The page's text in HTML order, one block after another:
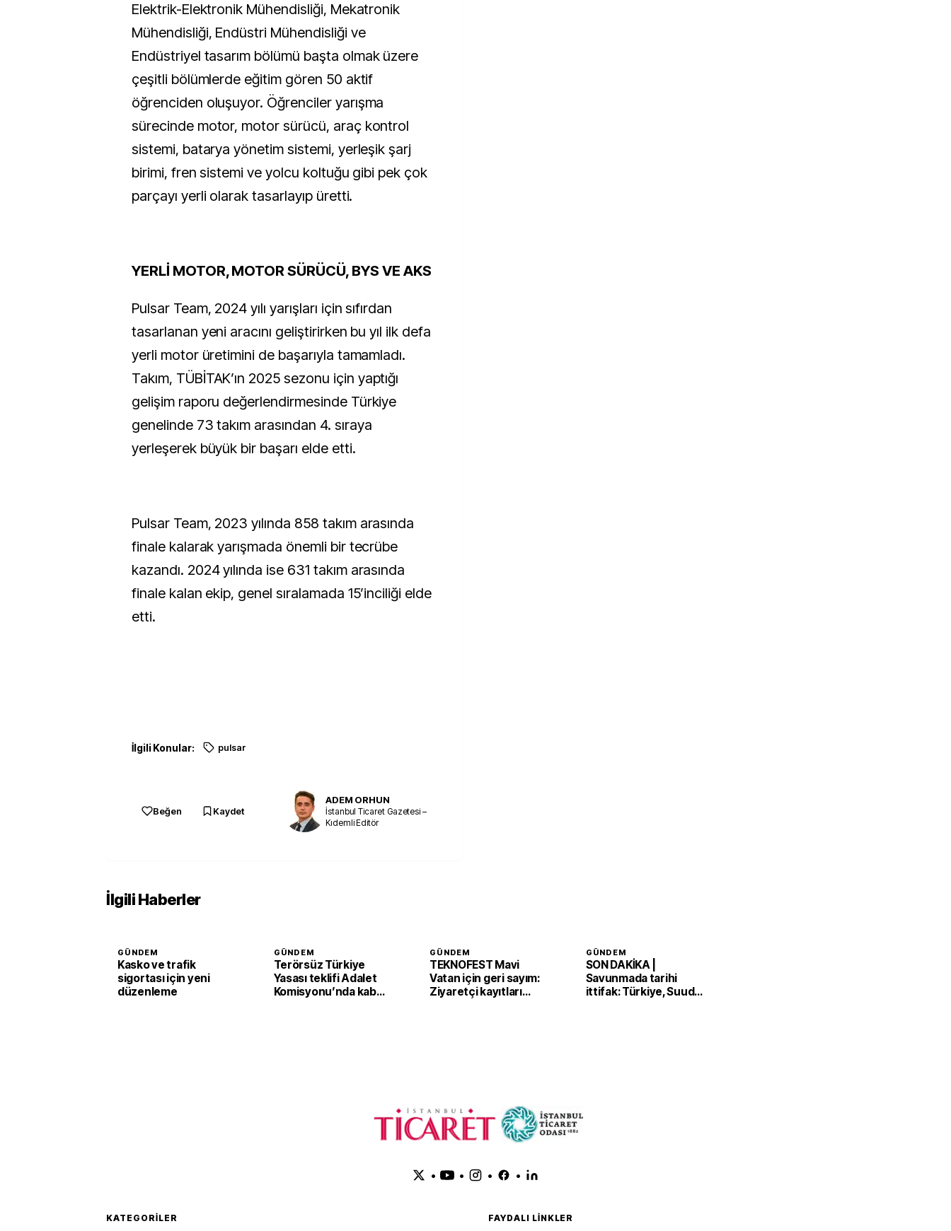
Elektrik-Elektronik Mühendisliği, Mekatronik
Mühendisliği, Endüstri Mühendisliği ve
Endüstriyel tasarım bölümü başta olmak üzere
çeşitli bölümlerde eğitim gören 50 aktif
öğrenciden oluşuyor. Öğrenciler yarışma
sürecinde motor, motor sürücü, araç kontrol
sistemi, batarya yönetim sistemi, yerleşik şarj
birimi, fren sistemi ve yolcu koltuğu gibi pek çok
parçayı yerli olarak tasarlayıp üretti.
YERLİ MOTOR, MOTOR SÜRÜCÜ, BYS VE AKS
Pulsar Team, 2024 yılı yarışları için sıfırdan
tasarlanan yeni aracını geliştirirken bu yıl ilk defa
yerli motor üretimini de başarıyla tamamladı.
Takım, TÜBİTAK’ın 2025 sezonu için yaptığı
gelişim raporu değerlendirmesinde Türkiye
genelinde 73 takım arasından 4. sıraya
yerleşerek büyük bir başarı elde etti.
Pulsar Team, 2023 yılında 858 takım arasında
finale kalarak yarışmada önemli bir tecrübe
kazandı. 2024 yılında ise 631 takım arasında
finale kalan ekip, genel sıralamada 15’inciliği elde
etti.
İlgili Konular: pulsar
Beğen Kaydet
ADEM ORHUN
İstanbul Ticaret Gazetesi –
Kıdemli Editör
İlgili Haberler
GÜNDEM
Kasko ve trafik
sigortası için yeni
düzenleme
GÜNDEM
Terörsüz Türkiye
Yasası teklifi Adalet
Komisyonu’nda kabul
GÜNDEM
TEKNOFEST Mavi
Vatan için geri sayım:
Ziyaretçi kayıtları
GÜNDEM
SON DAKİKA |
Savunmada tarihi
ittifak: Türkiye, Suudi
• • • •
KATEGORILER FAYDALI LINKLER